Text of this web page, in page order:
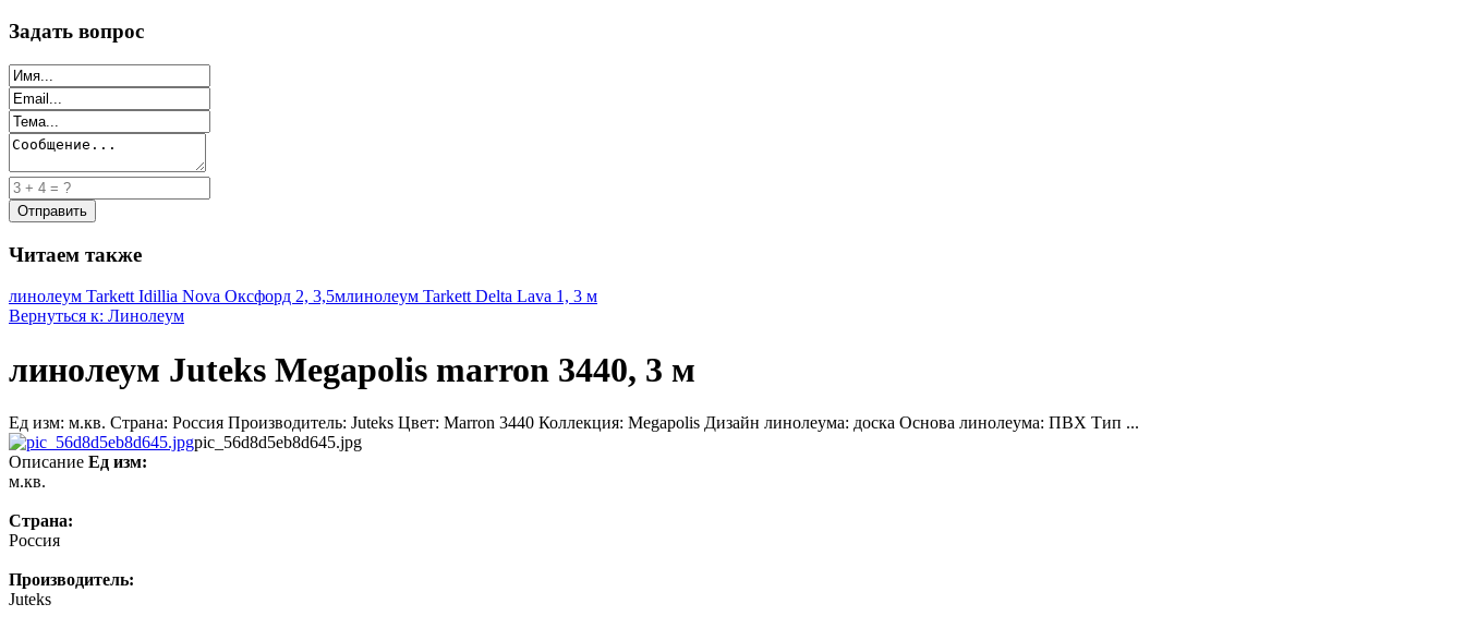
Задать вопрос
Читаем также
линолеум Tarkett Idillia Nova Оксфорд 2, 3,5млинолеум Tarkett Delta Lava 1, 3 м
Вернуться к: Линолеум
линолеум Juteks Megapolis marron 3440, 3 м
Ед изм: м.кв. Страна: Россия Производитель: Juteks Цвет: Marron 3440 Коллекция: Megapolis Дизайн линолеума: доска Основа линолеума: ПВХ Тип ...
pic_56d8d5eb8d645.jpg
Описание Ед изм:
м.кв.
Страна:
Россия
Производитель:
Juteks